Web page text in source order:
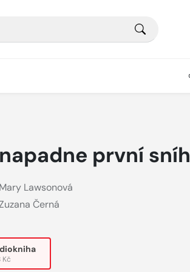
první sníh
Mary Lawsonová
Černá
Kč